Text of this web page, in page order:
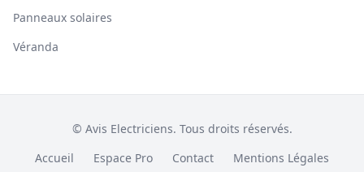
Panneaux solaires
Véranda
© Avis Electriciens. Tous droits réservés.
Accueil
Espace Pro Contact Mentions Légales